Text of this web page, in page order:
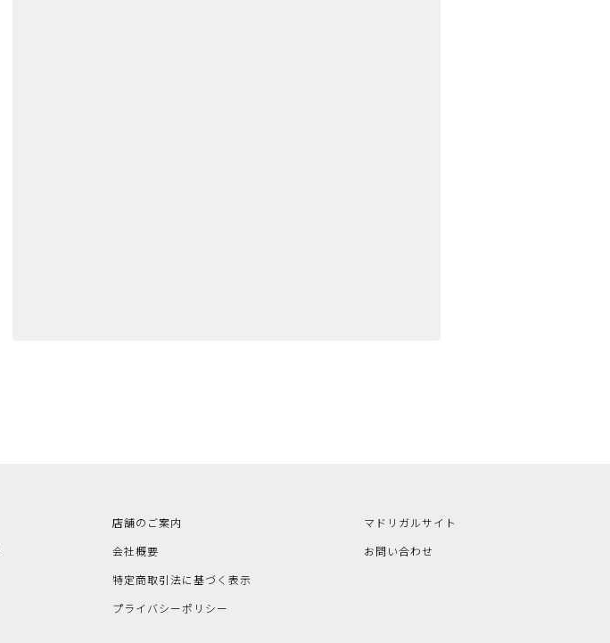
店舗のご案内
会社概要
特定商取引法に基づく表示
プライバシーポリシー
マドリガルサイト
お問い合わせ